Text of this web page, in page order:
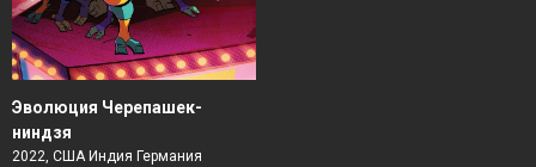
Эволюция Черепашек-
ниндзя
2022, США Индия Германия